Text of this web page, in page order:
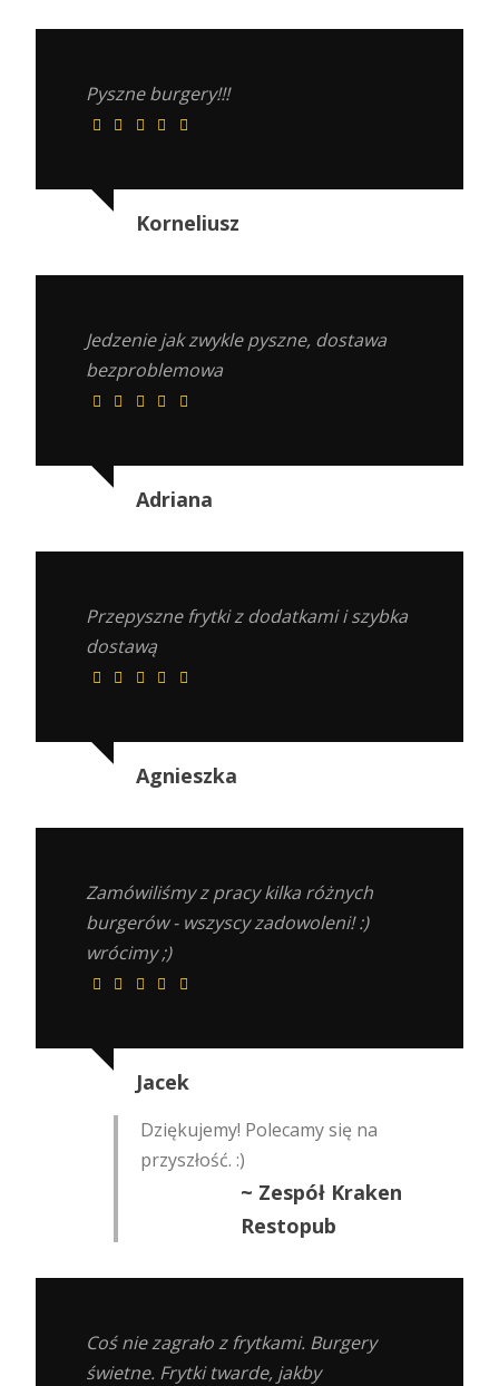
Pyszne burgery!!!
Korneliusz
Jedzenie jak zwykle pyszne, dostawa
bezproblemowa
Adriana
Przepyszne frytki z dodatkami i szybka
dostawą
Agnieszka
Zamówiliśmy z pracy kilka różnych
burgerów - wszyscy zadowoleni! :)
wrócimy ;)
Jacek
Dziękujemy! Polecamy się na
przyszłość. :)
~ Zespół Kraken
Restopub
Coś nie zagrało z frytkami. Burgery
świetne. Frytki twarde, jakby